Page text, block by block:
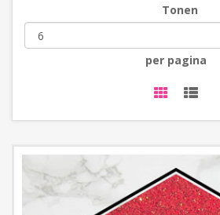
Tonen
per pagina